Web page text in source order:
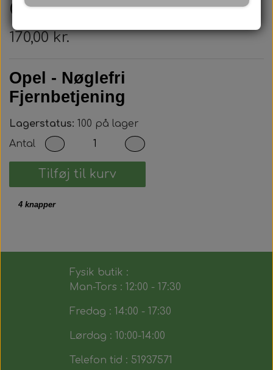
Opel - Nøglehus
170,00 kr.
Opel - Nøglefri
Fjernbetjening
Lagerstatus: 100 på lager
Antal
Tilføj til kurv
4 knapper
Fysik butik :
Man-Tors : 12:00 - 17:30
Fredag : 14:00 - 17:30
Lørdag : 10:00-14:00
Telefon tid : 51937571